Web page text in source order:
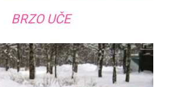
BRZO UČE